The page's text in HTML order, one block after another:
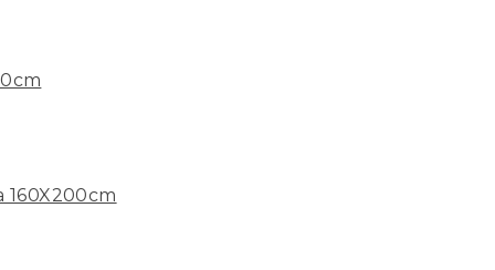
160X200cm